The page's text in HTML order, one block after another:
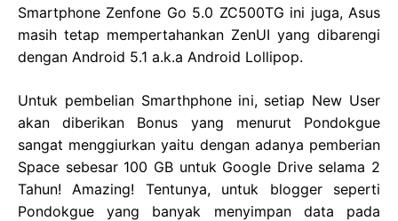
Smartphone Zenfone Go 5.0 ZC500TG ini juga, Asus
masih tetap mempertahankan ZenUI yang dibarengi
dengan Android 5.1 a.k.a Android Lollipop.
Untuk pembelian Smarthphone ini, setiap New User
akan diberikan Bonus yang menurut Pondokgue
sangat menggiurkan yaitu dengan adanya pemberian
Space sebesar 100 GB untuk Google Drive selama 2
Tahun! Amazing! Tentunya, untuk blogger seperti
Pondokgue yang banyak menyimpan data pada